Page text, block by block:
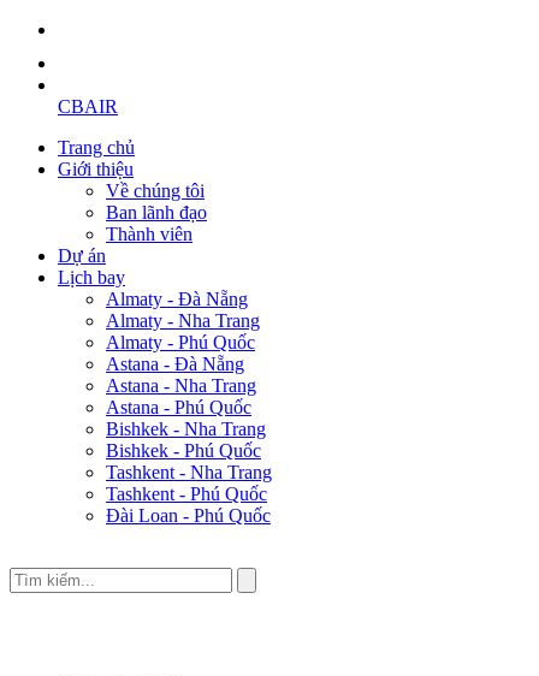
CBAIR
Trang chủ
Giới thiệu
Về chúng tôi
Ban lãnh đạo
Thành viên
Dự án
Lịch bay
Almaty - Đà Nẵng
Almaty - Nha Trang
Almaty - Phú Quốc
Astana - Đà Nẵng
Astana - Nha Trang
Astana - Phú Quốc
Bishkek - Nha Trang
Bishkek - Phú Quốc
Tashkent - Nha Trang
Tashkent - Phú Quốc
Đài Loan - Phú Quốc